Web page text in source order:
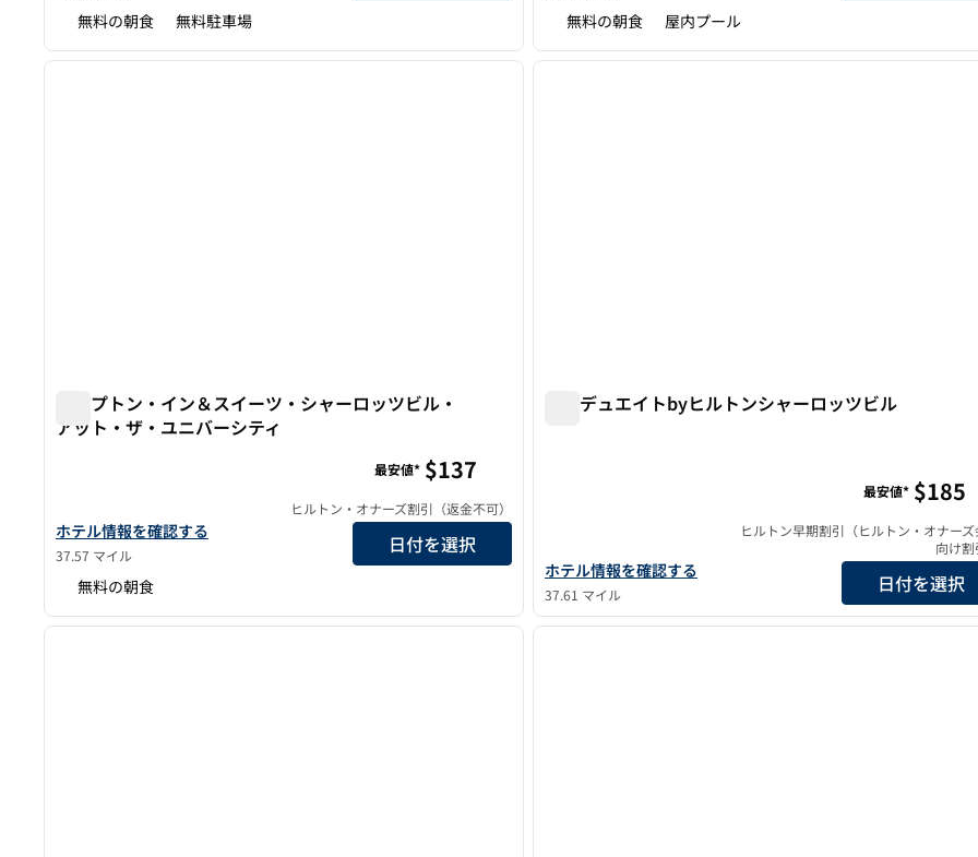
無料の朝食 無料駐車場 無料の朝食 屋内プール
1/12
1/12
次の画像
ハンプトン・イン＆スイーツ・シャーロッツビル・
アット・ザ・ユニバーシティ
ハンプトン・イン＆スイーツ・シャーロッツビル・アット・ザ・ユニバーシティのホテルの詳細を表示
ホテル情報を確認する
37.57 マイル
最安値* $137
ヒルトン・オナーズ割引（返金不可）
日付を選択
無料の朝食
1
1/12
グラデュエイトbyヒルトンシャーロッツビル
グラデュエイトbyヒルトン Charlottesvilleのホテルの詳細を
ホテル情報を確認する
37.61 マイル
最安値* $185
ヒルトン早期割引（ヒルトン・オナーズ
向け割
日付を選択
1/12
1/12
次の画像
1
1/12